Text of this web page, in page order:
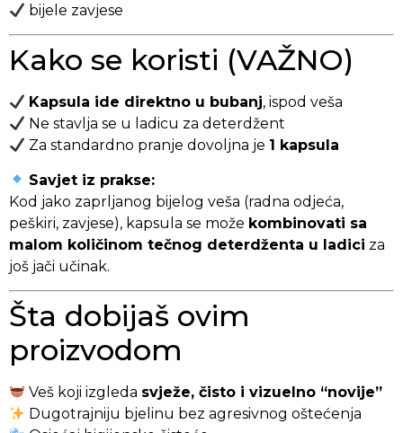
bijele zavjese
Kako se koristi (VAŽNO)
Kapsula ide direktno u bubanj, ispod veša
Ne stavlja se u ladicu za deterdžent
Za standardno pranje dovoljna je 1 kapsula
Savjet iz prakse:
Kod jako zaprljanog bijelog veša (radna odjeća,
peškiri, zavjese), kapsula se može kombinovati sa
malom količinom tečnog deterdženta u ladici za
još jači učinak.
Šta dobijaš ovim
proizvodom
Veš koji izgleda svježe, čisto i vizuelno “novije”
Dugotrajniju bjelinu bez agresivnog oštećenja